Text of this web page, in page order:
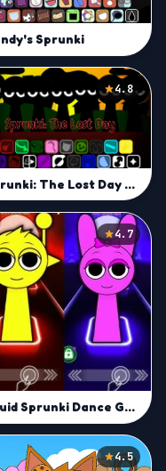
Sprunki
4.8
Sprunki: The Lost Day Mod
4.7
Squid Sprunki Dance Game
4.5